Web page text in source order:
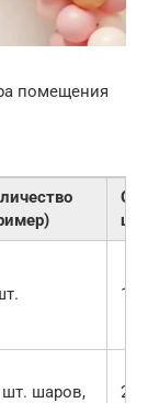
помещения
шт. шаров,